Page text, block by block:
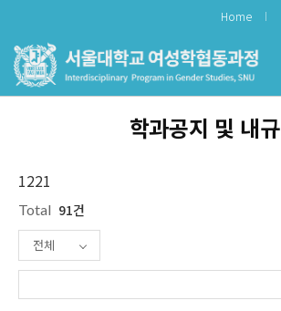
메
Home
학과공지 및 내규
1221
Total 91건
전체